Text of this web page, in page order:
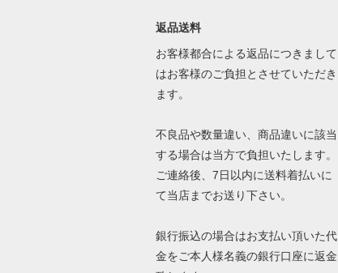
返品送料
お客様都合による返品につきまして
はお客様のご負担とさせていただき
ます。
不良品や数量違い、商品違いに該当
する場合は当方で負担いたします。
ご連絡後、7日以内に送料着払いに
て当店までお送り下さい。
銀行振込の場合はお支払い頂いた代
金をご本人様名義の銀行口座に返金